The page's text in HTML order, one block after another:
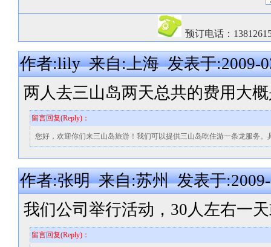
预订电话：
作者:lily 来自:上海 发表于:2009-
两人去三山岛两天总共的费用大
留言回复(Reply)：
您好，欢迎你们来三山岛旅游！我们可以提供三山岛吃住游一条龙服务
作者:张明 来自:苏州 发表于
我们公司举行活动，30人左右一
留言回复(Reply)：